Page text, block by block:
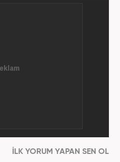
İLK YORUM YAPAN SEN OL